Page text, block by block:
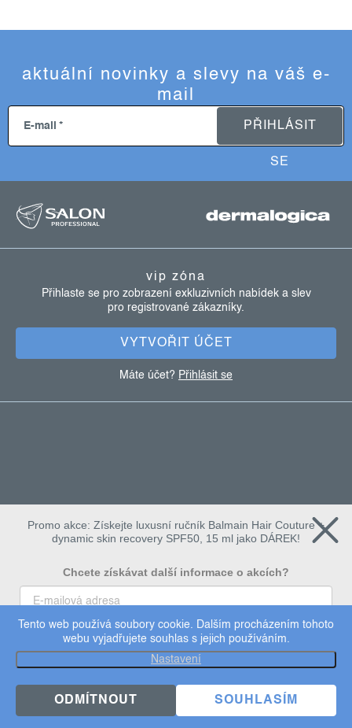
Tento web používá soubory cookie. Dalším procházením tohoto
webu vyjadřujete souhlas s jejich používáním.
Nastavení
ODMÍTNOUT SOUHLASÍM
aktuální novinky a slevy na váš e-
mail
E-mail PŘIHLÁSIT
SE
vip zóna
Přihlaste se pro zobrazení exkluzivních nabídek a slev
pro registrované zákazníky.
VYTVOŘIT ÚČET
Máte účet? Přihlásit se
Copyright 2026Dermalogica. Všechna práva vyhrazena.
Upravit nastavení cookies
Užijte si 15% slevu
Promo akce: Získejte luxusní ručník Balmain Hair Couture +
dynamic skin recovery SPF50, 15 ml jako DÁREK!
Chcete získávat další informace o akcích?
To chci